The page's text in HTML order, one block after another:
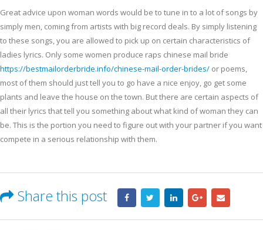
Great advice upon woman words would be to tune in to a lot of songs by
simply men, coming from artists with big record deals. By simply listening
to these songs, you are allowed to pick up on certain characteristics of
ladies lyrics. Only some women produce raps chinese mail bride
https://bestmailorderbride.info/chinese-mail-order-brides/ or poems,
most of them should just tell you to go have a nice enjoy, go get some
plants and leave the house on the town. But there are certain aspects of
all their lyrics that tell you something about what kind of woman they can
be. This is the portion you need to figure out with your partner if you want
compete in a serious relationship with them.
Share this post